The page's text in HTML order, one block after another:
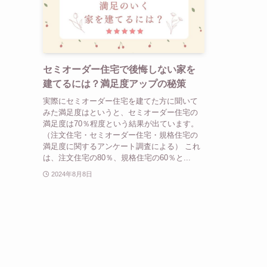
セミオーダー住宅で後悔しない家を
建てるには？満足度アップの秘策
実際にセミオーダー住宅を建てた方に聞いて
みた満足度はというと、セミオーダー住宅の
満足度は70％程度という結果が出ています。
（注文住宅・セミオーダー住宅・規格住宅の
満足度に関するアンケート調査による） これ
は、注文住宅の80％、規格住宅の60％と...
2024年8月8日